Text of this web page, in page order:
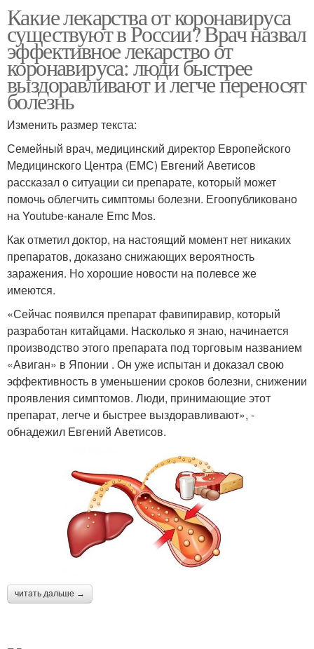
Какие лекарства от коронавируса
существуют в России? Врач назвал
эффективное лекарство от
коронавируса: люди быстрее
выздоравливают и легче переносят
болезнь
Изменить размер текста:
Семейный врач, медицинский директор Европейского
Медицинского Центра (ЕМС) Евгений Аветисов
рассказал о ситуации си препарате, который может
помочь облегчить симптомы болезни. Егоопубликовано
на Youtube-канале Emc Mos.
Как отметил доктор, на настоящий момент нет никаких
препаратов, доказано снижающих вероятность
заражения. Но хорошие новости на полевсе же
имеются.
«Сейчас появился препарат фавипиравир, который
разработан китайцами. Насколько я знаю, начинается
производство этого препарата под торговым названием
«Авиган» в Японии . Он уже испытан и доказал свою
эффективность в уменьшении сроков болезни, снижении
проявления симптомов. Люди, принимающие этот
препарат, легче и быстрее выздоравливают», -
обнадежил Евгений Аветисов.
читать дальше →